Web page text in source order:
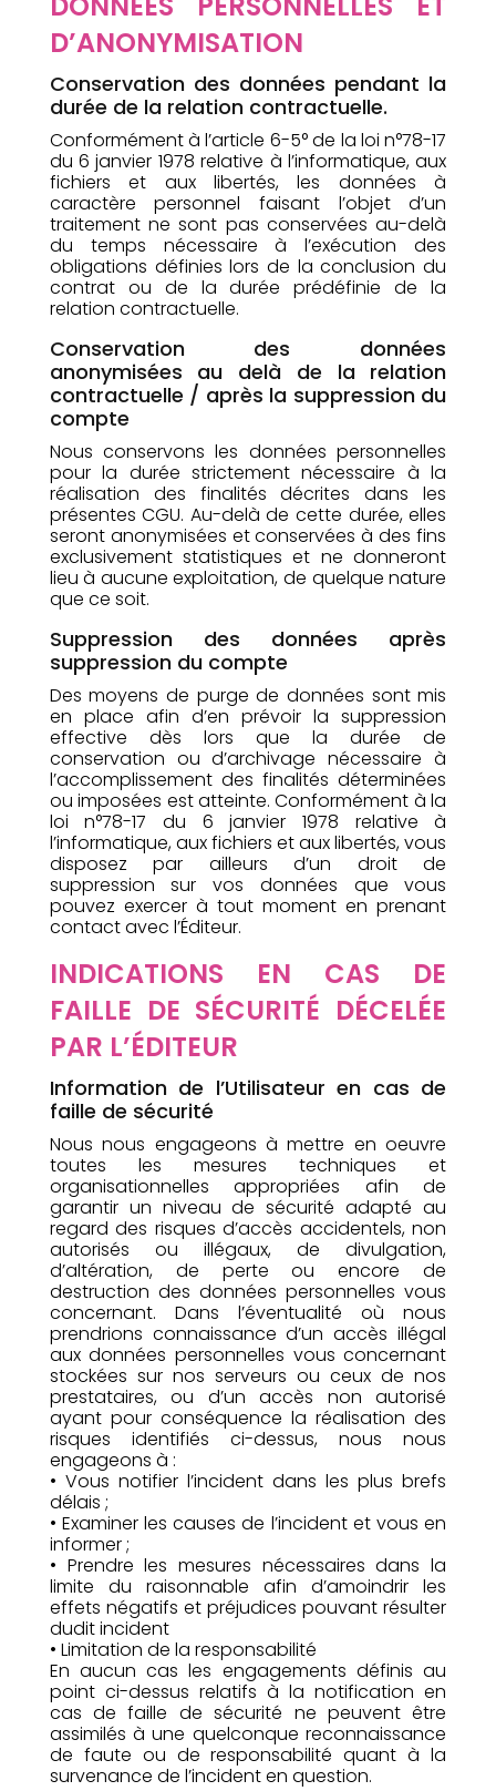
D’ANONYMISATION
Conservation des données pendant la
durée de la relation contractuelle.
Conformément à l’article 6-5° de la loi n°78-17
du 6 janvier 1978 relative à l’informatique, aux
fichiers et aux libertés, les données à
caractère personnel faisant l’objet d’un
traitement ne sont pas conservées au-delà
du temps nécessaire à l’exécution des
obligations définies lors de la conclusion du
contrat ou de la durée prédéfinie de la
relation contractuelle.
Conservation des données
anonymisées au delà de la relation
contractuelle / après la suppression du
compte
Nous conservons les données personnelles
pour la durée strictement nécessaire à la
réalisation des finalités décrites dans les
présentes CGU. Au-delà de cette durée, elles
seront anonymisées et conservées à des fins
exclusivement statistiques et ne donneront
lieu à aucune exploitation, de quelque nature
que ce soit.
Suppression des données après
suppression du compte
Des moyens de purge de données sont mis
en place afin d’en prévoir la suppression
effective dès lors que la durée de
conservation ou d’archivage nécessaire à
l’accomplissement des finalités déterminées
ou imposées est atteinte. Conformément à la
loi n°78-17 du 6 janvier 1978 relative à
l’informatique, aux fichiers et aux libertés, vous
disposez par ailleurs d’un droit de
suppression sur vos données que vous
pouvez exercer à tout moment en prenant
contact avec l’Éditeur.
INDICATIONS EN CAS DE
FAILLE DE SÉCURITÉ DÉCELÉE
PAR L’ÉDITEUR
Information de l’Utilisateur en cas de
faille de sécurité
Nous nous engageons à mettre en oeuvre
toutes les mesures techniques et
organisationnelles appropriées afin de
garantir un niveau de sécurité adapté au
regard des risques d’accès accidentels, non
autorisés ou illégaux, de divulgation,
d’altération, de perte ou encore de
destruction des données personnelles vous
concernant. Dans l’éventualité où nous
prendrions connaissance d’un accès illégal
aux données personnelles vous concernant
stockées sur nos serveurs ou ceux de nos
prestataires, ou d’un accès non autorisé
ayant pour conséquence la réalisation des
risques identifiés ci-dessus, nous nous
engageons à :
• Vous notifier l’incident dans les plus brefs
délais ;
• Examiner les causes de l’incident et vous en
informer ;
• Prendre les mesures nécessaires dans la
limite du raisonnable afin d’amoindrir les
effets négatifs et préjudices pouvant résulter
dudit incident
• Limitation de la responsabilité
En aucun cas les engagements définis au
point ci-dessus relatifs à la notification en
cas de faille de sécurité ne peuvent être
assimilés à une quelconque reconnaissance
de faute ou de responsabilité quant à la
survenance de l’incident en question.